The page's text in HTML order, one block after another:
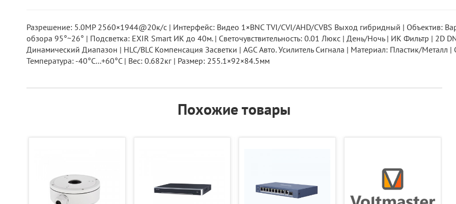
Разрешение: 5.0MP 2560×1944@20к/с | Интерфейс: Видео 1×BNC TVI/CVI/AHD/CVBS Выход гибридный | Объектив:
обзора 95°~26° | Подсветка: EXIR Smart ИК до 40м. | Светочувствительность: 0.01 Люкс | День/Ночь | ИК Фильтр |
Динамический Диапазон | HLC/BLC Компенсация Засветки | AGC Авто. Усилитель Сигнала | Материал: Пластик/Металл
Температура: -40°C...+60°C | Вес: 0.682кг | Размер: 255.1×92×84.5мм
Похожие товары